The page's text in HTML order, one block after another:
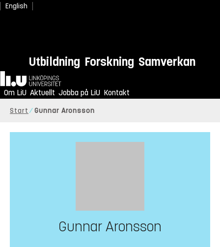
English
Utbildning Forskning Samverkan
Hem
Om LiU Aktuellt Jobba på LiU Kontakt
Start Gunnar Aronsson
Gunnar Aronsson